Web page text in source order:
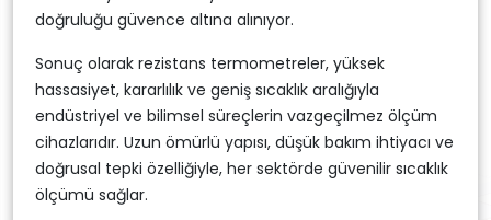
doğruluğu güvence altına alınıyor.
Sonuç olarak rezistans termometreler, yüksek
hassasiyet, kararlılık ve geniş sıcaklık aralığıyla
endüstriyel ve bilimsel süreçlerin vazgeçilmez ölçüm
cihazlarıdır. Uzun ömürlü yapısı, düşük bakım ihtiyacı ve
doğrusal tepki özelliğiyle, her sektörde güvenilir sıcaklık
ölçümü sağlar.